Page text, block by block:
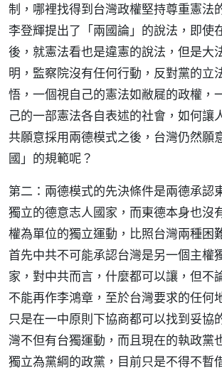
制，哪裡找得到台灣政權堅持尊重憲法
李登輝提出了「兩國論」的說法，即使
後，就憲法看也是違憲的說法，但是大
明，監察院沒有任何行動，反對黨的立
悟，一個視自己的憲法如敝屣的政權，
己的一部憲法各自表述的社會，如何讓
共願意採用兩德模式之後，台灣仍然願
國」的規範呢？
第二：兩德模式的先決條件是兩德承認
獨立的德意志人國家，而東德本身也沒
權為單位的獨立運動，比照台灣兩種困
首先中共不可能承認台灣是另一個主權
家，對中共而言，什麼都可以讓，但不
不能再作李鴻章，至於台灣要求的任何
只是在一中原則下協商都可以找到妥協
灣不但有台獨運動，而且現在的執政黨
獨立為黨綱的政黨，目前只是不得不暫